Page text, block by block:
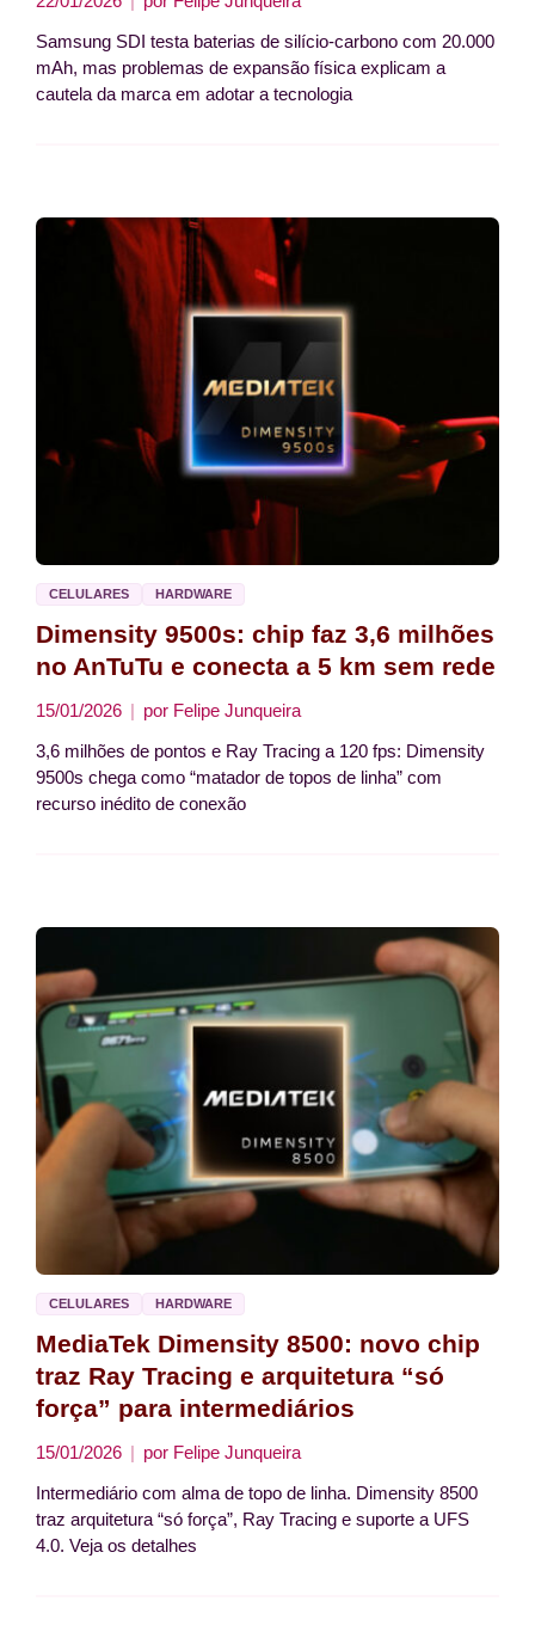
Samsung SDI testa baterias de silício-carbono com 20.000
mAh, mas problemas de expansão física explicam a
cautela da marca em adotar a tecnologia
CELULARES HARDWARE
Dimensity 9500s: chip faz 3,6 milhões
no AnTuTu e conecta a 5 km sem rede
15/01/2026 por Felipe Junqueira
3,6 milhões de pontos e Ray Tracing a 120 fps: Dimensity
9500s chega como “matador de topos de linha” com
recurso inédito de conexão
CELULARES HARDWARE
MediaTek Dimensity 8500: novo chip
traz Ray Tracing e arquitetura “só
força” para intermediários
15/01/2026 por Felipe Junqueira
Intermediário com alma de topo de linha. Dimensity 8500
traz arquitetura “só força”, Ray Tracing e suporte a UFS
4.0. Veja os detalhes